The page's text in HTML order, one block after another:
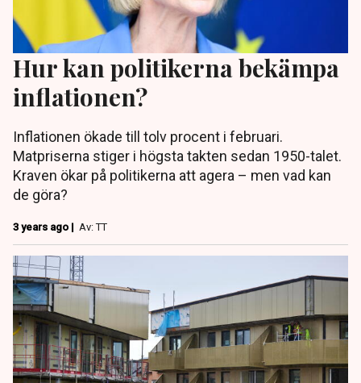
Hur kan politikerna bekämpa
inflationen?
Inflationen ökade till tolv procent i februari.
Matpriserna stiger i högsta takten sedan 1950-talet.
Kraven ökar på politikerna att agera – men vad kan
de göra?
3 years ago | Av: TT